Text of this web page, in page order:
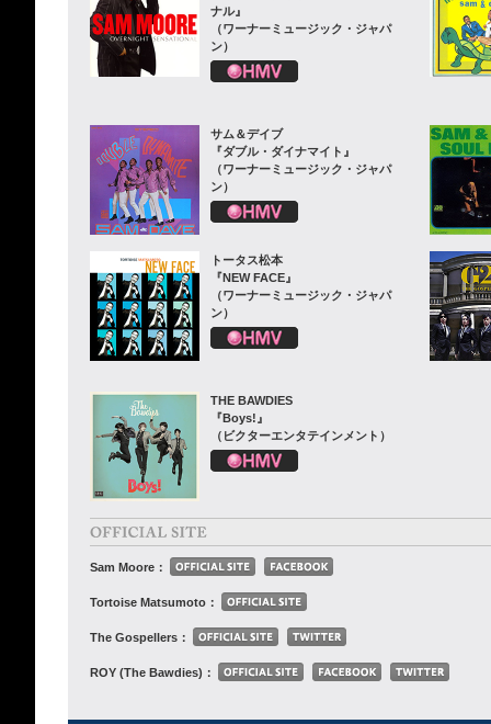
ナル』
（ワーナーミュージック・ジャパ
ン）
サム＆デイブ
『ダブル・ダイナマイト』
（ワーナーミュージック・ジャパ
ン）
トータス松本
『NEW FACE』
（ワーナーミュージック・ジャパ
ン）
THE BAWDIES
『Boys!』
（ビクターエンタテインメント）
Sam Moore：
Tortoise Matsumoto：
The Gospellers：
ROY (The Bawdies)：